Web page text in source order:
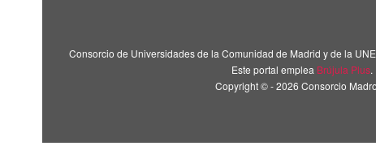
Consorcio de Universidades de la Comunidad de Madrid y de la
Este portal emplea Brújula Plus.
Copyright © - 2026 Consorcio